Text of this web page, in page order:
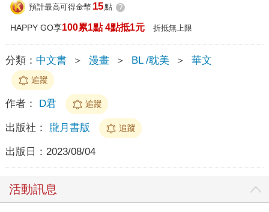
預計最高可得金幣 15點 ?
HAPPY GO享100累1點 4點抵1元 折抵無上限
分類： 中文書 ＞ 漫畫 ＞ BL /耽美 ＞ 華文
追蹤
作者： D君 追蹤
出版社： 朧月書版 追蹤
出版日： 2023/08/04
活動訊息